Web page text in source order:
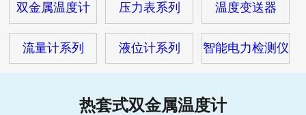
客户服务
双金属温度计 压力表系列 温度变送器
流量计系列 液位计系列 智能电力检测仪
热套式双金属温度计